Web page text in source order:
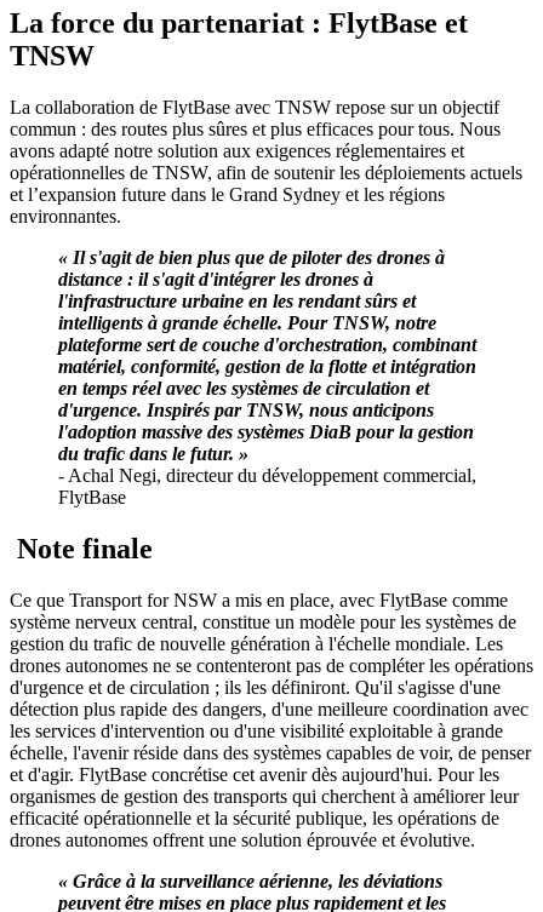
La force du partenariat : FlytBase et
TNSW
La collaboration de FlytBase avec TNSW repose sur un objectif
commun : des routes plus sûres et plus efficaces pour tous. Nous
avons adapté notre solution aux exigences réglementaires et
opérationnelles de TNSW, afin de soutenir les déploiements actuels
et l’expansion future dans le Grand Sydney et les régions
environnantes.
« Il s'agit de bien plus que de piloter des drones à
distance : il s'agit d'intégrer les drones à
l'infrastructure urbaine en les rendant sûrs et
intelligents à grande échelle. Pour TNSW, notre
plateforme sert de couche d'orchestration, combinant
matériel, conformité, gestion de la flotte et intégration
en temps réel avec les systèmes de circulation et
d'urgence. Inspirés par TNSW, nous anticipons
l'adoption massive des systèmes DiaB pour la gestion
du trafic dans le futur. »
- Achal Negi, directeur du développement commercial,
FlytBase
Note finale
Ce que Transport for NSW a mis en place, avec FlytBase comme
système nerveux central, constitue un modèle pour les systèmes de
gestion du trafic de nouvelle génération à l'échelle mondiale. Les
drones autonomes ne se contenteront pas de compléter les opérations
d'urgence et de circulation ; ils les définiront. Qu'il s'agisse d'une
détection plus rapide des dangers, d'une meilleure coordination avec
les services d'intervention ou d'une visibilité exploitable à grande
échelle, l'avenir réside dans des systèmes capables de voir, de penser
et d'agir. FlytBase concrétise cet avenir dès aujourd'hui. Pour les
organismes de gestion des transports qui cherchent à améliorer leur
efficacité opérationnelle et la sécurité publique, les opérations de
drones autonomes offrent une solution éprouvée et évolutive.
« Grâce à la surveillance aérienne, les déviations
peuvent être mises en place plus rapidement et les